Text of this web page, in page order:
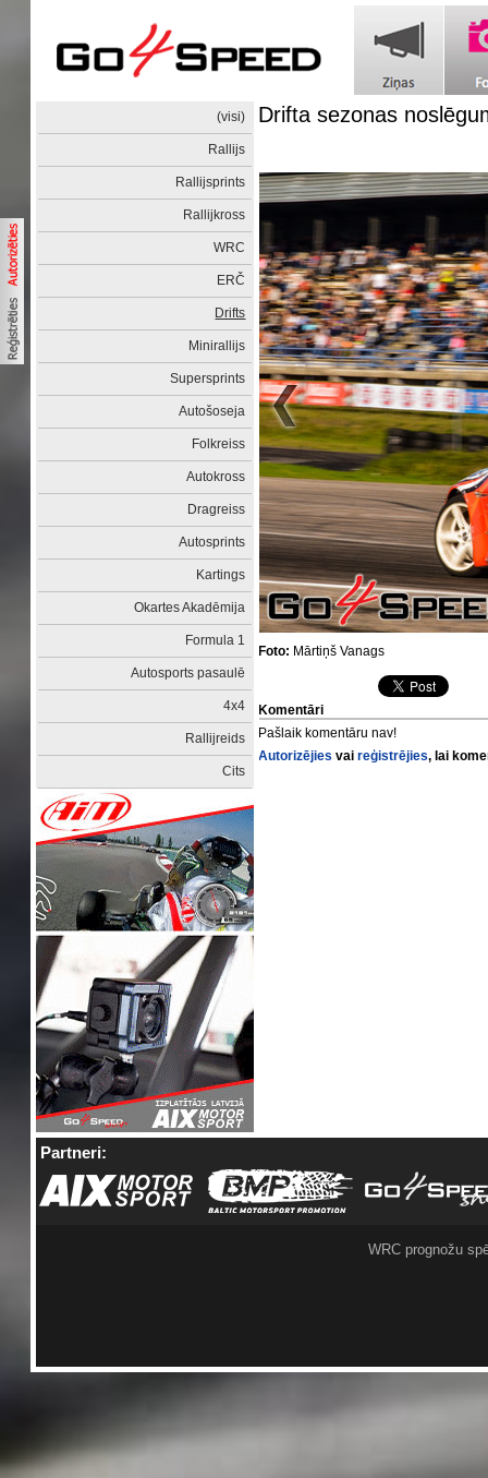
(visi)
Rallijs
Rallijsprints
Rallijkross
WRC
ERČ
Drifts
Minirallijs
Supersprints
Autošoseja
Folkreiss
Autokross
Dragreiss
Autosprints
Kartings
Okartes Akadēmija
Formula 1
Autosports pasaulē
4x4
Rallijreids
Cits
Drifta sezonas
Foto: Mārtiņš Vanags
Komentāri
Pašlaik komentāru nav!
Autorizējies vaireģistrējies, lai
Partneri:
WRC prognožu